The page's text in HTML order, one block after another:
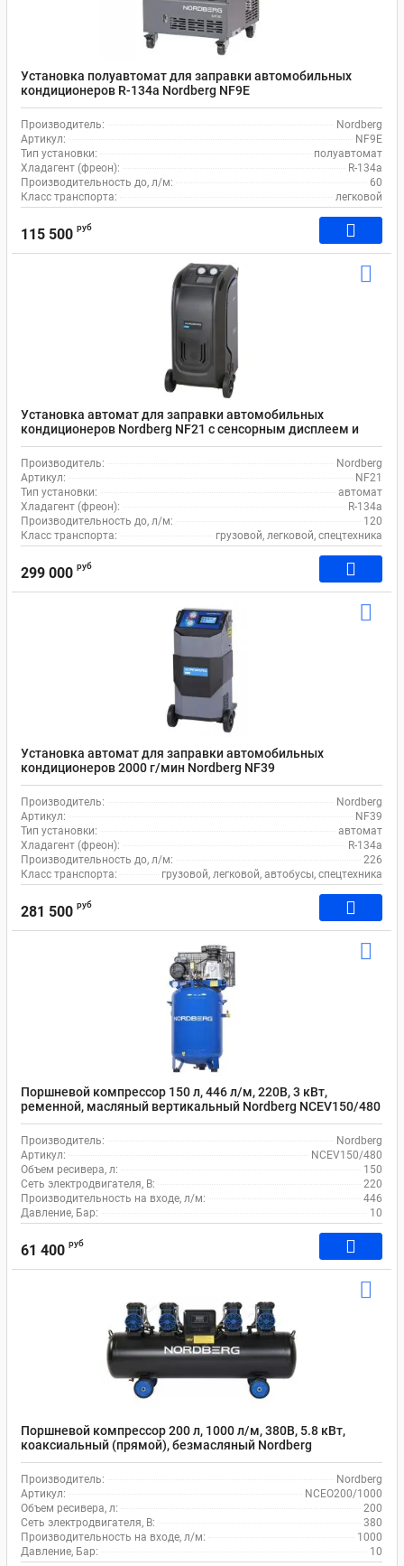
Установка полуавтомат для заправки автомобильных
кондиционеров R-134a Nordberg NF9E
Производитель:
Nordberg
Артикул:
NF9E
Тип установки:
полуавтомат
Хладагент (фреон):
R-134a
Производительность до, л/м:
60
Класс транспорта:
легковой
115 500 руб
Установка автомат для заправки автомобильных
кондиционеров Nordberg NF21 с сенсорным дисплеем и
Bluetooth
Производитель:
Nordberg
Артикул:
NF21
Тип установки:
автомат
Хладагент (фреон):
R-134a
Производительность до, л/м:
120
Класс транспорта:
грузовой, легковой, спецтехника
299 000 руб
Установка автомат для заправки автомобильных
кондиционеров 2000 г/мин Nordberg NF39
Производитель:
Nordberg
Артикул:
NF39
Тип установки:
автомат
Хладагент (фреон):
R-134a
Производительность до, л/м:
226
Класс транспорта:
грузовой, легковой, автобусы, спецтехника
281 500 руб
Поршневой компрессор 150 л, 446 л/м, 220В, 3 кВт,
ременной, масляный вертикальный Nordberg NCEV150/480
Производитель:
Nordberg
Артикул:
NCEV150/480
Объем ресивера, л:
150
Сеть электродвигателя, В:
220
Производительность на входе, л/м:
446
Давление, Бар:
10
61 400 руб
Поршневой компрессор 200 л, 1000 л/м, 380В, 5.8 кВт,
коаксиальный (прямой), безмасляный Nordberg
NCEO200/1000
Производитель:
Nordberg
Артикул:
NCEO200/1000
Объем ресивера, л:
200
Сеть электродвигателя, В:
380
Производительность на входе, л/м:
1000
Давление, Бар:
10